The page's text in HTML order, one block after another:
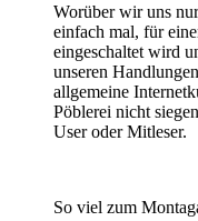
Worüber wir uns
einfach mal, für
eingeschaltet wird
unseren
allgemeine
Pöblerei nicht
User oder Mitleser.
So viel zum